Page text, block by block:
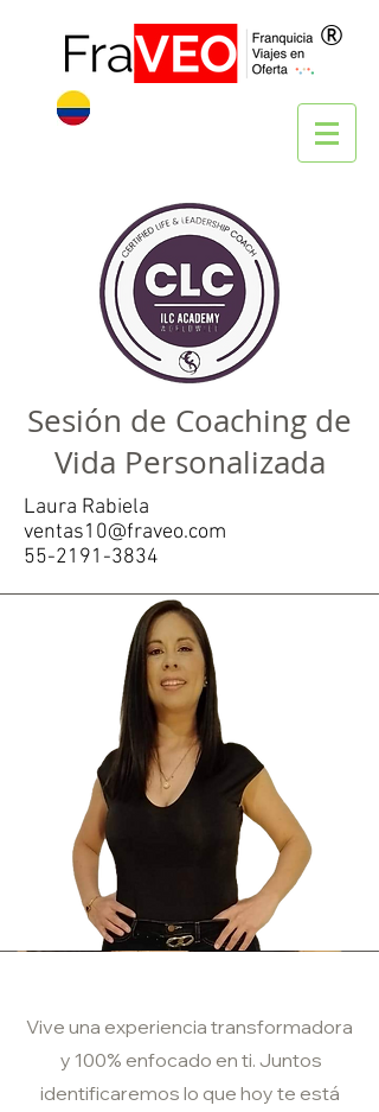
®
Sesión de Coaching de
Vida Personalizada
Laura Rabiela
ventas10@fraveo.com
55-2191-3834
Vive una experiencia transformadora
y 100% enfocado en ti. Juntos
identificaremos lo que hoy te está